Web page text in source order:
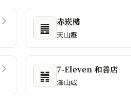
䷌ 赤崁樓
天山遯
䷞ 7-Eleven 和善店
澤山咸